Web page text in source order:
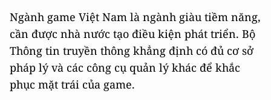
Ngành game Việt Nam là ngành giàu tiềm năng,
cần được nhà nước tạo điều kiện phát triển. Bộ
Thông tin truyền thông khẳng định có đủ cơ sở
pháp lý và các công cụ quản lý khác để khắc
phục mặt trái của game.